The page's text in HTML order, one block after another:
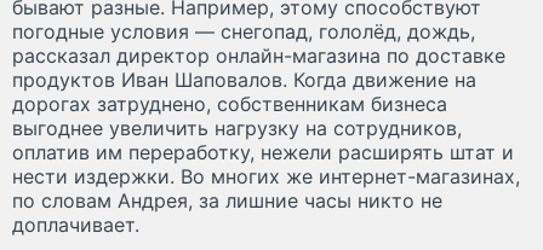
бывают разные. Например, этому способствуют
погодные условия — снегопад, гололёд, дождь,
рассказал директор онлайн-магазина по доставке
продуктов Иван Шаповалов. Когда движение на
дорогах затруднено, собственникам бизнеса
выгоднее увеличить нагрузку на сотрудников,
оплатив им переработку, нежели расширять штат и
нести издержки. Во многих же интернет-магазинах,
по словам Андрея, за лишние часы никто не
доплачивает.